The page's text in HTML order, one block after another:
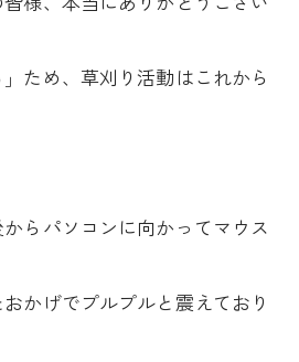
」ため、草刈り活動はこれから
らパソコンに向かってマウス
かげでプルプルと震えており